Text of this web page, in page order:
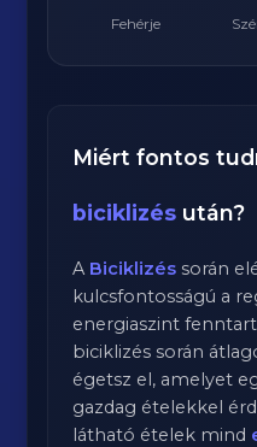
Fehérje
Miért fontos
biciklizés után?
A Biciklizés során
kulcsfontosságú a
energiaszint
biciklizés során
égetsz el, amelyet
gazdag ételekkel
látható ételek mind